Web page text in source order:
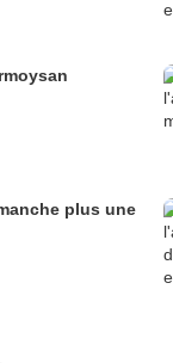
plus une